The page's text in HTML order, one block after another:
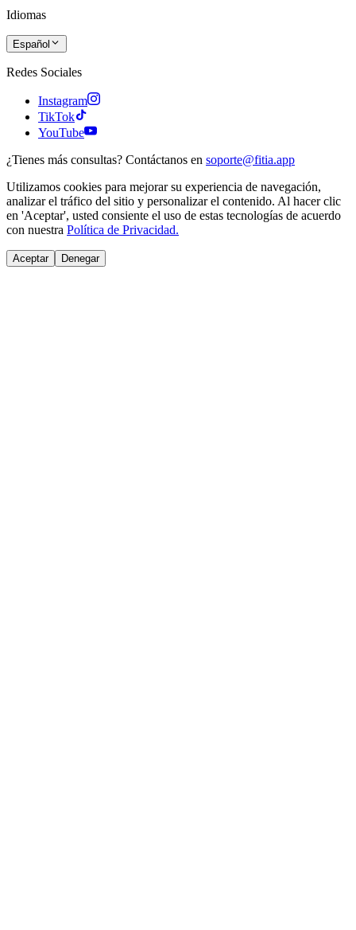
Idiomas
Español
Redes Sociales
Instagram
TikTok
YouTube
¿Tienes más consultas? Contáctanos en soporte@fitia.app
Utilizamos cookies para mejorar su experiencia de navegación,
analizar el tráfico del sitio y personalizar el contenido. Al hacer clic
en 'Aceptar', usted consiente el uso de estas tecnologías de acuerdo
con nuestra Política de Privacidad.
Aceptar Denegar